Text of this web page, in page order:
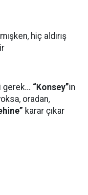
hiç aldırış
gerek... “Konsey”in
oradan,
karar çıkar